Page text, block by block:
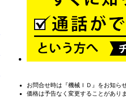
お問合せ時は『機械ＩＤ』をお知ら
価格は予告なく変更することがあり